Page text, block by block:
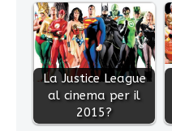
La Justice League
al cinema per il
2015?